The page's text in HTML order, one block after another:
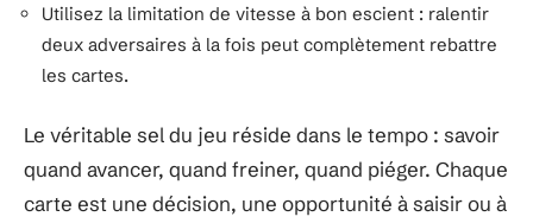
Utilisez la limitation de vitesse à bon escient : ralentir
deux adversaires à la fois peut complètement rebattre
les cartes.
Le véritable sel du jeu réside dans le tempo : savoir
quand avancer, quand freiner, quand piéger. Chaque
carte est une décision, une opportunité à saisir ou à